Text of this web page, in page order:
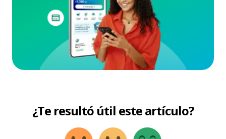
¿Te resultó útil este artículo?